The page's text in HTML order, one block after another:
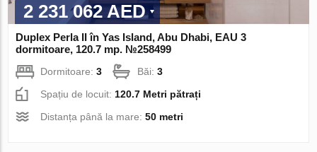
2 231 062 AED
Duplex Perla II în Yas Island, Abu Dhabi, EAU 3
dormitoare, 120.7 mp. №258499
Dormitoare:3 Băi:3
Spațiu de locuit:120.7 Metri pătrați
Distanța până la mare:50 metri